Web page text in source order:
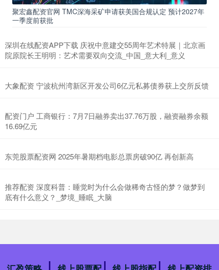
聚宏鑫配资官网 TMC深海采矿申请获美国合规认定 预计2027年
一季度前获批
深圳在线配资APP下载 庆祝中意建交55周年艺术特展｜北京画
院原院长王明明：艺术需要双向交流_中国_意大利_意义
大象配资 宁波杭州湾新区开发公司6亿元私募债券获上交所反馈
配资门户 工商银行：7月7日融券卖出37.76万股，融资融券余额
16.69亿元
东莞股票配资网 2025年暑期档电影总票房破90亿 再创新高
推荐配资 深度科普：睡觉时为什么会做稀奇古怪的梦？做梦到
底有什么意义？_梦境_睡眠_大脑